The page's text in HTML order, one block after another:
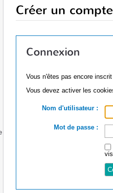
Créer un
Connexion
Vous n'êtes pas encore
Vous devez activer les
Nom d'utilisateur :
Mot de passe :